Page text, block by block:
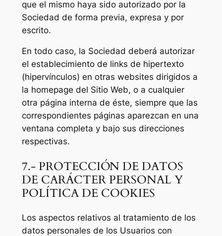
que el mismo haya sido autorizado por la
Sociedad de forma previa, expresa y por
escrito.
En todo caso, la Sociedad deberá autorizar
el establecimiento de links de hipertexto
(hipervínculos) en otras websites dirigidos a
la homepage del Sitio Web, o a cualquier
otra página interna de éste, siempre que las
correspondientes páginas aparezcan en una
ventana completa y bajo sus direcciones
respectivas.
7.- PROTECCIÓN DE DATOS
DE CARÁCTER PERSONAL Y
POLÍTICA DE COOKIES
Los aspectos relativos al tratamiento de los
datos personales de los Usuarios con